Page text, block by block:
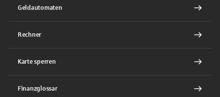
Geldautomaten
Rechner
Karte sperren
Finanzglossar